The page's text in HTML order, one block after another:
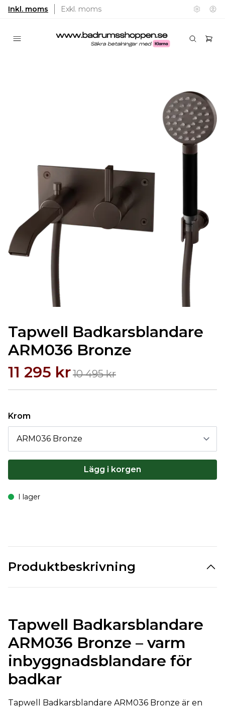
Inkl. moms Exkl. moms
Tapwell Badkarsblandare
ARM036 Bronze
11 295 kr10 495 kr
Krom
Lägg i korgen
I lager
Produktbeskrivning
Tapwell Badkarsblandare
ARM036 Bronze – varm
inbyggnadsblandare för
badkar
Tapwell Badkarsblandare ARM036 Bronze är en